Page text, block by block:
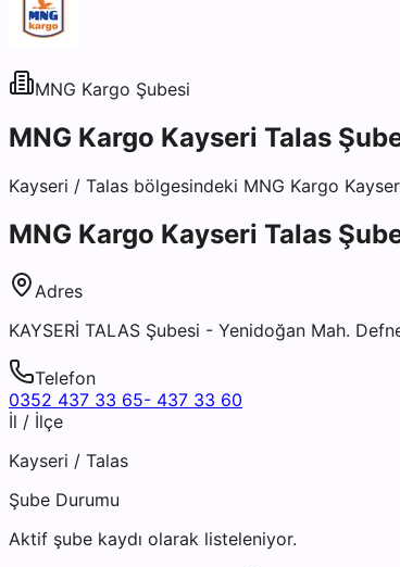
MNG Kargo Şubesi
MNG Kargo Kayseri Talas
Kayseri / Talas bölgesindeki MNG Kargo
MNG Kargo Kayseri Talas
Adres
KAYSERİ TALAS Şubesi - Yenidoğan Mah.
Telefon
0352 437 33 65- 437 33 60
İl / İlçe
Kayseri / Talas
Şube Durumu
Aktif şube kaydı olarak listeleniyor.